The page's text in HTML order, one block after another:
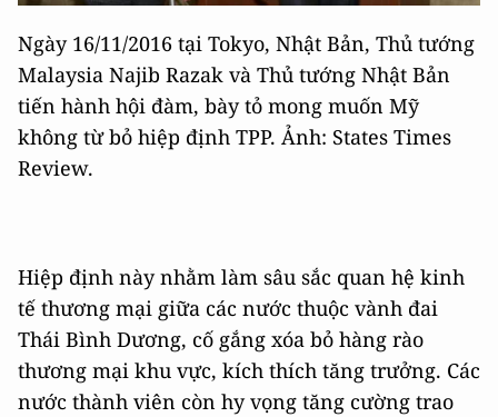
Ngày 16/11/2016 tại Tokyo, Nhật Bản, Thủ tướng
Malaysia Najib Razak và Thủ tướng Nhật Bản
tiến hành hội đàm, bày tỏ mong muốn Mỹ
không từ bỏ hiệp định TPP. Ảnh: States Times
Review.
Hiệp định này nhằm làm sâu sắc quan hệ kinh
tế thương mại giữa các nước thuộc vành đai
Thái Bình Dương, cố gắng xóa bỏ hàng rào
thương mại khu vực, kích thích tăng trưởng. Các
nước thành viên còn hy vọng tăng cường trao